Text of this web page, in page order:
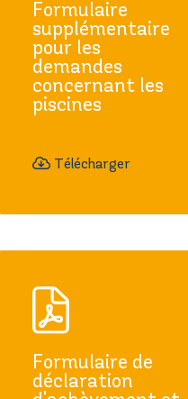
Formulaire
supplémentaire
pour les
demandes
concernant les
piscines
Télécharger
Formulaire de
déclaration